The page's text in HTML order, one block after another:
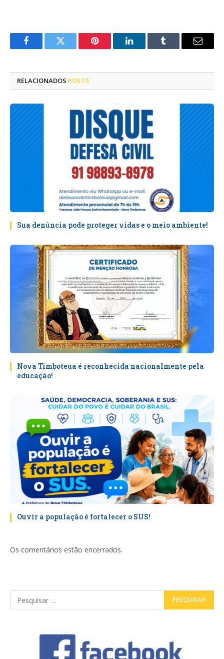
FacebookTwitter Pinterest LinkedInTumblr
E-
RELACIONADOS POSTS
Sua denúncia pode proteger vidas e o meio ambiente!
Nova Timboteua é reconhecida nacionalmente pela
educação!
Ouvir a população é fortalecer o SUS!
Os comentários estão encerrados.